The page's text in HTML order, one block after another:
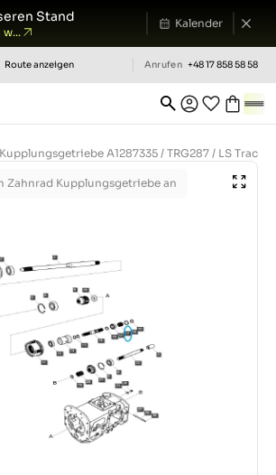
Stand Kalender
Route anzeigen Anrufen +48 17 858 58 58
A1287335 / TRG287 / LS
Zahnrad Kupplungsgetriebe an